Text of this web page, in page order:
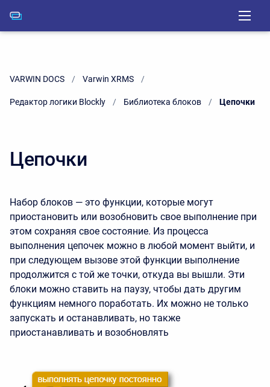
VARWIN DOCS Varwin XRMS
Редактор логики Blockly Библиотека блоков Current:
Цепочки
Цепочки
Набор блоков — это функции, которые могут
приостановить или возобновить свое выполнение при
этом сохраняя свое состояние. Из процесса
выполнения цепочек можно в любой момент выйти, и
при следующем вызове этой функции выполнение
продолжится с той же точки, откуда вы вышли. Эти
блоки можно ставить на паузу, чтобы дать другим
функциям немного поработать. Их можно не только
запускать и останавливать, но также
приостанавливать и возобновлять